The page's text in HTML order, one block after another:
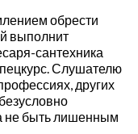
обрести
выполнит
сантехника
Слушателю
других
не быть лишенным